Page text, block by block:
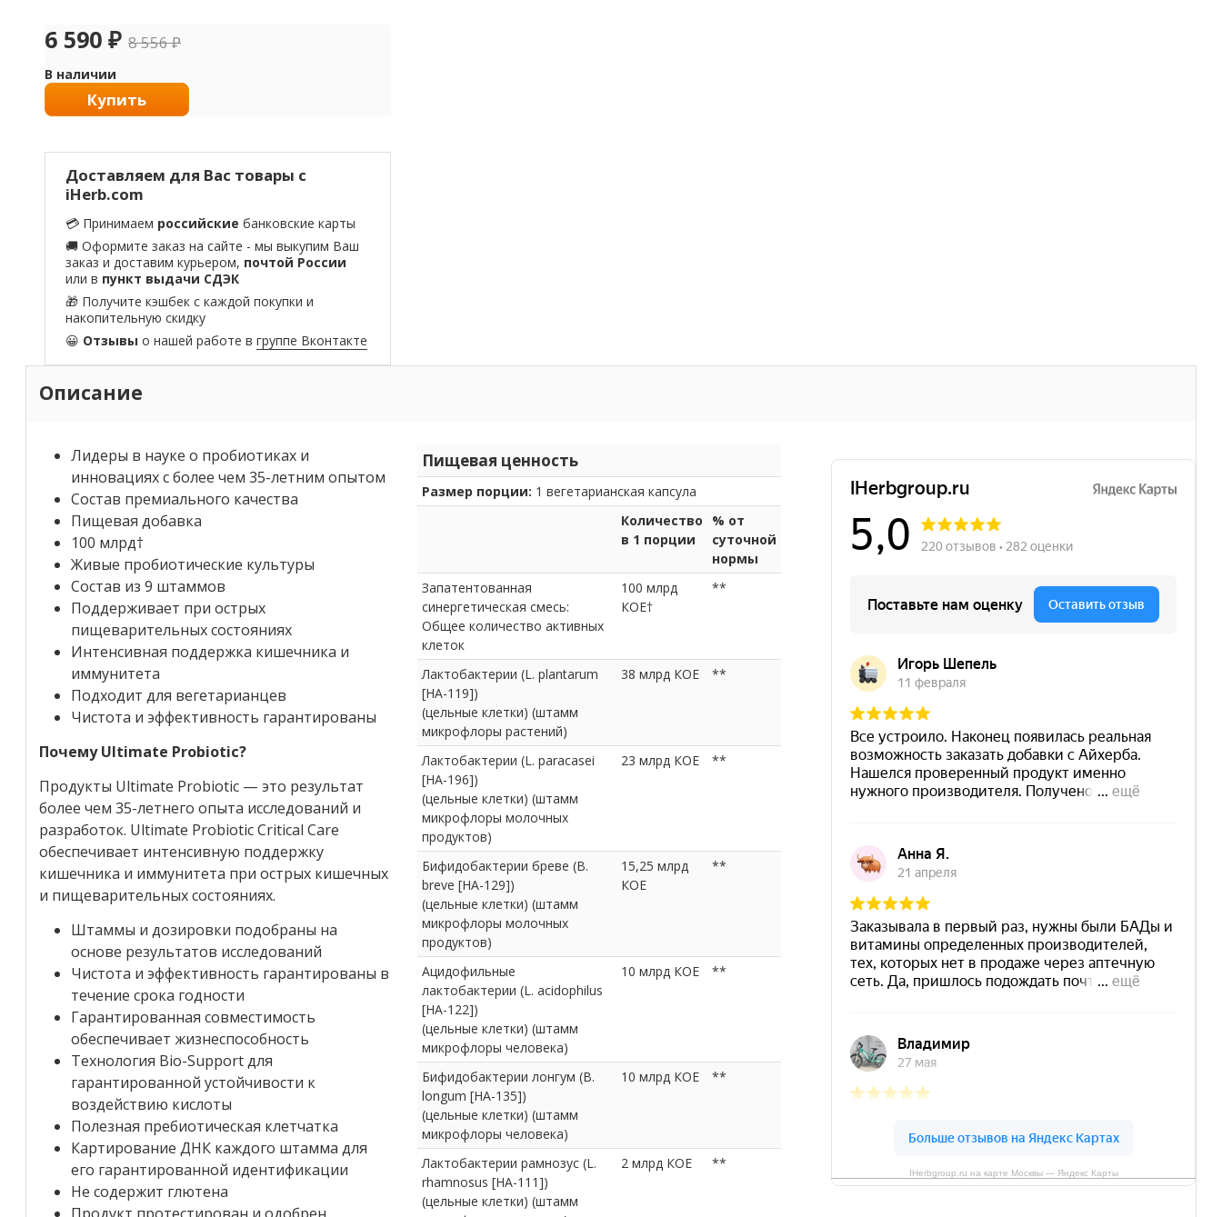
6 590 ₽ 8 556₽
В наличии
Купить
Доставляем для Вас товары с
iHerb.com
💳 Принимаем российские банковские карты
🚚 Оформите заказ на сайте - мы выкупим Ваш
заказ и доставим курьером, почтой России
или в пункт выдачи СДЭК
🎁 Получите кэшбек с каждой покупки и
накопительную скидку
😀 Отзывы о нашей работе вгруппе Вконтакте
Описание
Пищевая ценность
Размер порции: 1 вегетарианская капсула
Количество
в 1 порции
% от
суточной
нормы
Запатентованная
синергетическая смесь:
Общее количество активных
клеток
100 млрд
КОЕ†
**
Лактобактерии (L. plantarum
[HA-119])
(цельные клетки) (штамм
микрофлоры растений)
38 млрд КОЕ **
Лактобактерии (L. paracasei
[HA-196])
(цельные клетки) (штамм
микрофлоры молочных
продуктов)
23 млрд КОЕ **
Бифидобактерии бреве (B.
breve [HA-129])
(цельные клетки) (штамм
микрофлоры молочных
продуктов)
15,25 млрд
КОЕ
**
Ацидофильные
лактобактерии (L. acidophilus
[HA-122])
(цельные клетки) (штамм
микрофлоры человека)
10 млрд КОЕ **
Бифидобактерии лонгум (B.
longum [HA-135])
(цельные клетки) (штамм
микрофлоры человека)
10 млрд КОЕ **
Лактобактерии рамнозус (L.
rhamnosus [HA-111])
(цельные клетки) (штамм
2 млрд КОЕ **
Лидеры в науке о пробиотиках и
инновациях с более чем 35-летним опытом
Состав премиального качества
Пищевая добавка
100 млрд†
Живые пробиотические культуры
Состав из 9 штаммов
Поддерживает при острых
пищеварительных состояниях
Интенсивная поддержка кишечника и
иммунитета
Подходит для вегетарианцев
Чистота и эффективность гарантированы
Почему Ultimate Probiotic?
Продукты Ultimate Probiotic — это результат
более чем 35-летнего опыта исследований и
разработок. Ultimate Probiotic Critical Care
обеспечивает интенсивную поддержку
кишечника и иммунитета при острых кишечных
и пищеварительных состояниях.
Штаммы и дозировки подобраны на
основе результатов исследований
Чистота и эффективность гарантированы в
течение срока годности
Гарантированная совместимость
обеспечивает жизнеспособность
Технология Bio-Support для
гарантированной устойчивости к
воздействию кислоты
Полезная пребиотическая клетчатка
Картирование ДНК каждого штамма для
его гарантированной идентификации
Не содержит глютена
IHerbgroup.ru на карте Москвы — Яндекс Карты